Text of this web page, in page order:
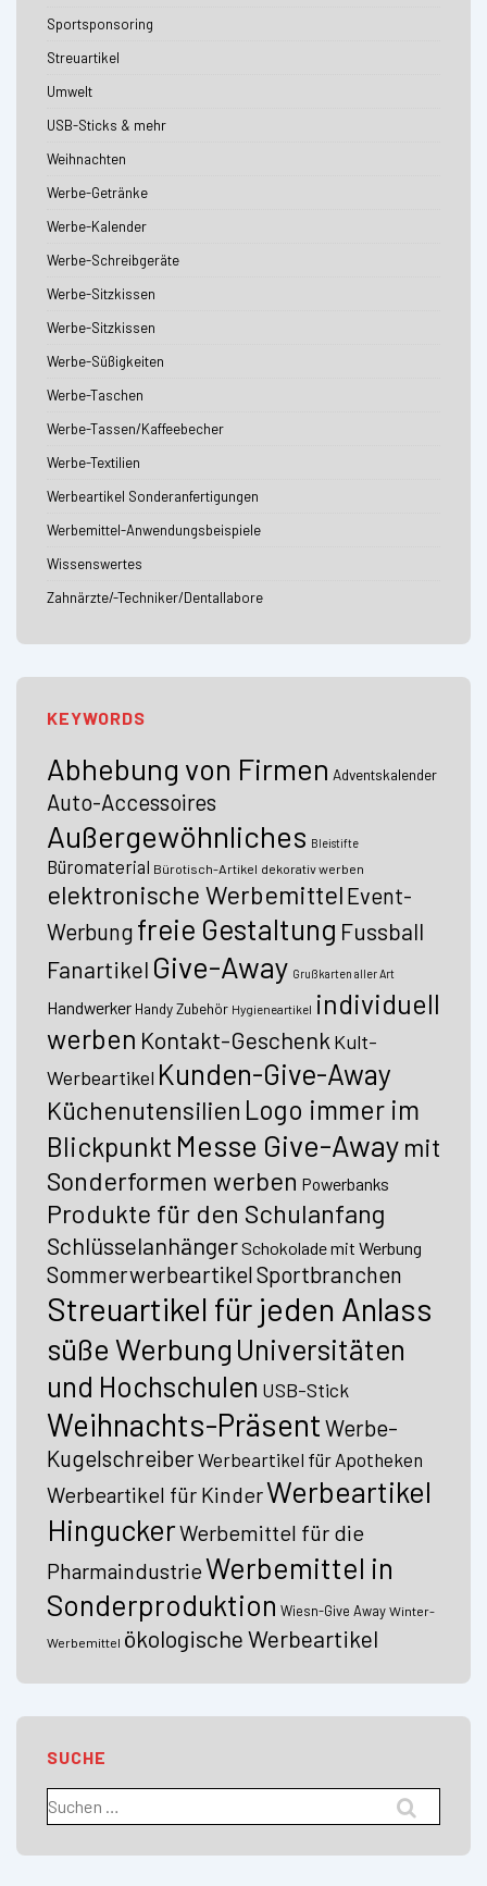
Sportsponsoring
Streuartikel
Umwelt
USB-Sticks & mehr
Weihnachten
Werbe-Getränke
Werbe-Kalender
Werbe-Schreibgeräte
Werbe-Sitzkissen
Werbe-Sitzkissen
Werbe-Süßigkeiten
Werbe-Taschen
Werbe-Tassen/Kaffeebecher
Werbe-Textilien
Werbeartikel Sonderanfertigungen
Werbemittel-Anwendungsbeispiele
Wissenswertes
Zahnärzte/-Techniker/Dentallabore
KEYWORDS
Abhebung von Firmen Adventskalender
Auto-Accessoires
Außergewöhnliches Bleistifte
Büromaterial Bürotisch-Artikel dekorativ werben
elektronische Werbemittel Event-
Werbung freie Gestaltung Fussball
Fanartikel Give-Away Grußkarten aller Art
Handwerker Handy Zubehör Hygieneartikel individuell
werben Kontakt-Geschenk Kult-
Werbeartikel Kunden-Give-Away
Küchenutensilien Logo immer im
Blickpunkt Messe Give-Away mit
Sonderformen werben Powerbanks
Produkte für den Schulanfang
SchlüsselanhängerSchokolade mit Werbung
SommerwerbeartikelSportbranchen
Streuartikel für jeden Anlass
süße Werbung Universitäten
und Hochschulen USB-Stick
Weihnachts-Präsent Werbe-
Kugelschreiber Werbeartikel für Apotheken
Werbeartikel für KinderWerbeartikel
HinguckerWerbemittel für die
PharmaindustrieWerbemittel in
Sonderproduktion Wiesn-Give Away Winter-
Werbemittel ökologische Werbeartikel
SUCHE
nach: